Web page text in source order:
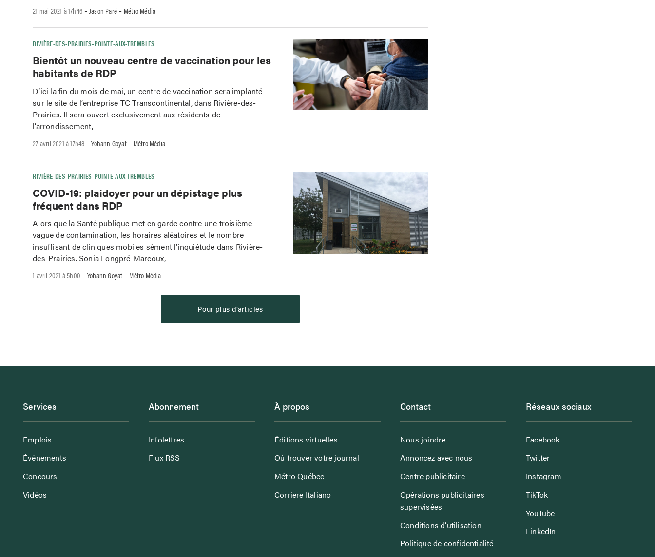
21 mai 2021 à 17h46 -Jason Paré - Métro Média
RIVIÈRE-DES-PRAIRIES–POINTE-AUX-TREMBLES
Bientôt un nouveau centre de vaccination pour les
habitants de RDP
D’ici la fin du mois de mai, un centre de vaccination sera implanté
sur le site de l’entreprise TC Transcontinental, dans Rivière-des-
Prairies. Il sera ouvert exclusivement aux résidents de
l’arrondissement,
27 avril 2021 à 17h48 -Yohann Goyat- Métro Média
RIVIÈRE-DES-PRAIRIES–POINTE-AUX-TREMBLES
COVID-19: plaidoyer pour un dépistage plus
fréquent dans RDP
Alors que la Santé publique met en garde contre une troisième
vague de contamination, les horaires aléatoires et le nombre
insuffisant de cliniques mobiles sèment l’inquiétude dans Rivière-
des-Prairies. Sonia Longpré-Marcoux,
1 avril 2021 à 5h00 -Yohann Goyat - Métro Média
Pour plus d’articles
Services
Emplois
Événements
Concours
Vidéos
Abonnement
Infolettres
Flux RSS
À propos
Éditions virtuelles
Où trouver votre journal
Métro Québec
Corriere Italiano
Contact
Nous joindre
Annoncez avec nous
Centre publicitaire
Opérations publicitaires
supervisées
Conditions d’utilisation
Politique de confidentialité
Réseaux sociaux
Facebook
Twitter
Instagram
TikTok
YouTube
LinkedIn